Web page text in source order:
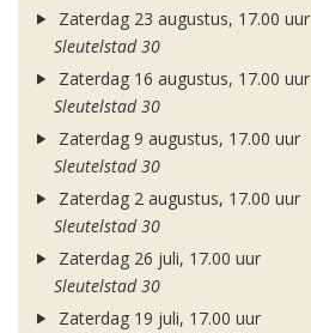
Zaterdag 23 augustus, 17.00 uur
Sleutelstad 30
Zaterdag 16 augustus, 17.00 uur
Sleutelstad 30
Zaterdag 9 augustus, 17.00 uur
Sleutelstad 30
Zaterdag 2 augustus, 17.00 uur
Sleutelstad 30
Zaterdag 26 juli, 17.00 uur
Sleutelstad 30
Zaterdag 19 juli, 17.00 uur